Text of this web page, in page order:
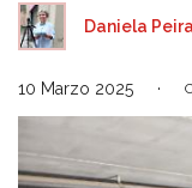
Daniela Peira
10 Marzo 2025